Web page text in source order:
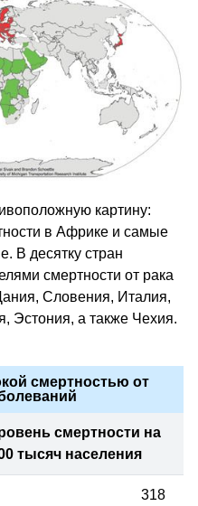
картину:
в Африке и самые
В десятку стран
смертности от рака
Словения, Италия,
Эстония, а также Чехия.
смертностью от
смертности на
тысяч населения
318